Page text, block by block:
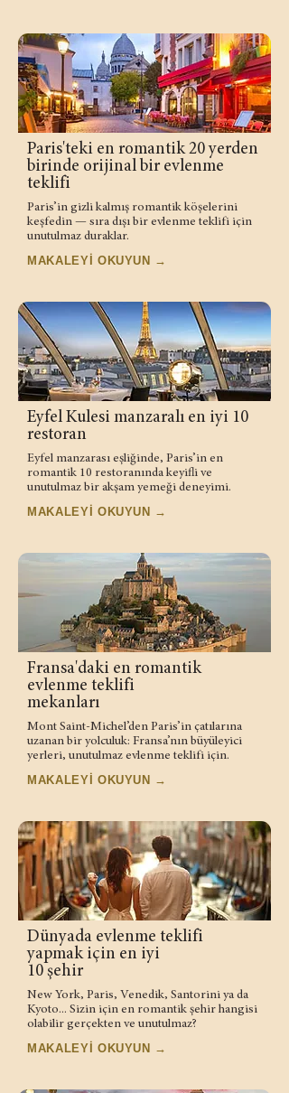
Paris'teki en romantik 20 yerden
birinde orijinal bir evlenme
teklifi
Paris’in gizli kalmış romantik köşelerini
keşfedin — sıra dışı bir evlenme teklifi için
unutulmaz duraklar.
MAKALEYİ OKUYUN →
Eyfel Kulesi manzaralı en iyi 10
restoran
Eyfel manzarası eşliğinde, Paris’in en
romantik 10 restoranında keyifli ve
unutulmaz bir akşam yemeği deneyimi.
MAKALEYİ OKUYUN →
Fransa'daki en romantik
evlenme teklifi
mekanları
Mont Saint-Michel’den Paris’in çatılarına
uzanan bir yolculuk: Fransa’nın büyüleyici
yerleri, unutulmaz evlenme teklifi için.
MAKALEYİ OKUYUN →
Dünyada evlenme teklifi
yapmak için en iyi
10 şehir
New York, Paris, Venedik, Santorini ya da
Kyoto... Sizin için en romantik şehir hangisi
olabilir gerçekten ve unutulmaz?
MAKALEYİ OKUYUN →